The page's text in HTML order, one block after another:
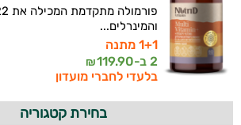
והמינרלים...
1+1 מתנה
2 ב-
119.90
₪
בלעדי לחברי מועדון
בחירת קטגוריה